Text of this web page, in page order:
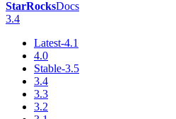
StarRocksDocs
3.4
Latest-4.1
4.0
Stable-3.5
3.4
3.3
3.2